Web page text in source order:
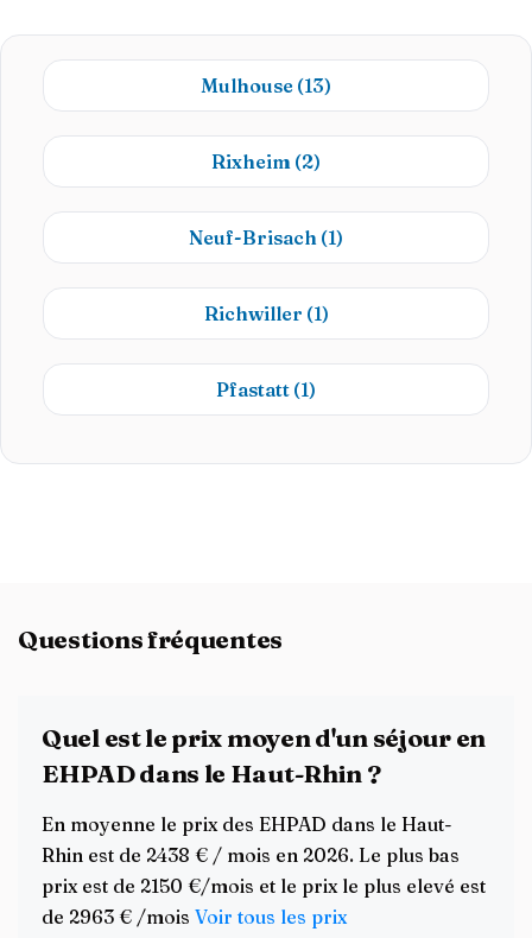
Mulhouse (13)
Rixheim (2)
Neuf-Brisach (1)
Richwiller (1)
Pfastatt (1)
Questions fréquentes
Quel est le prix moyen d'un séjour en
EHPAD dans le Haut-Rhin ?
En moyenne le prix des EHPAD dans le Haut-
Rhin est de 2438 € / mois en 2026. Le plus bas
prix est de 2150 €/mois et le prix le plus elevé est
de 2963 € /mois Voir tous les prix